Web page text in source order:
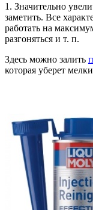
1. Значительно
заметить. Все
работать на
разгоняться и т. п.
Здесь можно залить
которая уберет